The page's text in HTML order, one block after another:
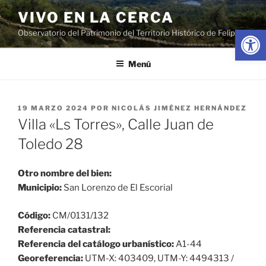
Abrir
Saltar
al
contenido
VIVO EN LA CERCA
Observatorio del Patrimonio del Territorio Histórico de Felipe II
Menú
PUBLICADO
EL
19 MARZO 2024 POR NICOLÁS JIMÉNEZ HERNÁNDEZ
Villa «Ls Torres», Calle Juan de
Toledo 28
Otro nombre del bien:
Municipio: San Lorenzo de El Escorial
Código: CM/0131/132
Referencia catastral:
Referencia del catálogo urbanístico:A1-44
Georeferencia: UTM-X: 403409, UTM-Y: 4494313 /